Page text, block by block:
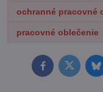
ochranné pracovné
pracovné oblečenie
FacebookTwitter